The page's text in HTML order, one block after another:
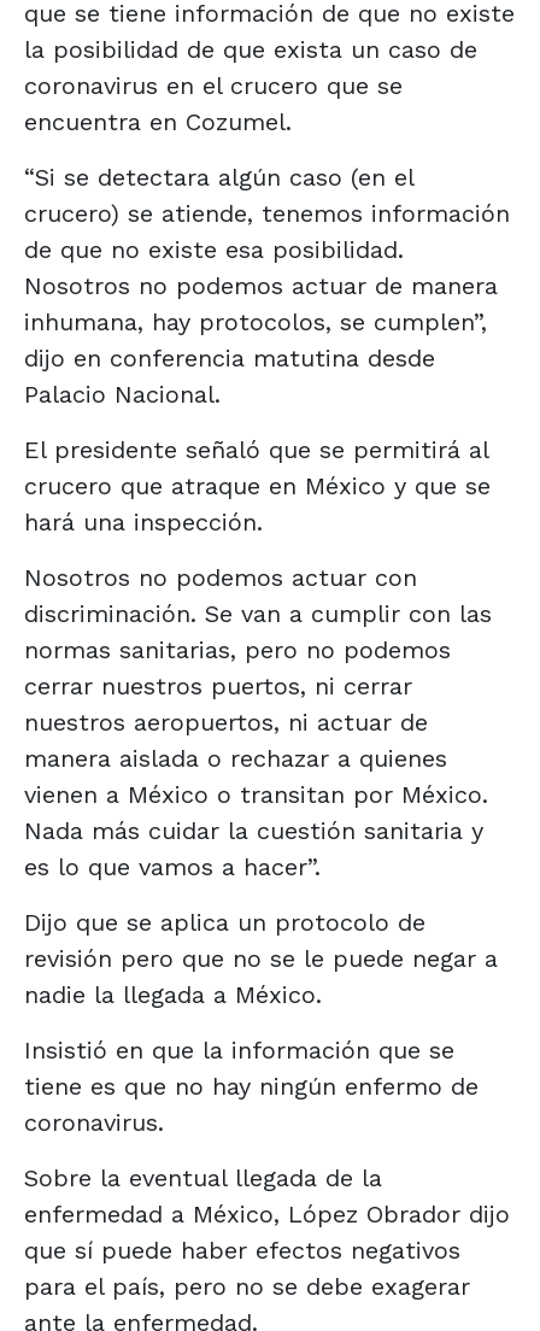
que se tiene información de que no existe
la posibilidad de que exista un caso de
coronavirus en el crucero que se
encuentra en Cozumel.
“Si se detectara algún caso (en el
crucero) se atiende, tenemos información
de que no existe esa posibilidad.
Nosotros no podemos actuar de manera
inhumana, hay protocolos, se cumplen”,
dijo en conferencia matutina desde
Palacio Nacional.
El presidente señaló que se permitirá al
crucero que atraque en México y que se
hará una inspección.
Nosotros no podemos actuar con
discriminación. Se van a cumplir con las
normas sanitarias, pero no podemos
cerrar nuestros puertos, ni cerrar
nuestros aeropuertos, ni actuar de
manera aislada o rechazar a quienes
vienen a México o transitan por México.
Nada más cuidar la cuestión sanitaria y
es lo que vamos a hacer”.
Dijo que se aplica un protocolo de
revisión pero que no se le puede negar a
nadie la llegada a México.
Insistió en que la información que se
tiene es que no hay ningún enfermo de
coronavirus.
Sobre la eventual llegada de la
enfermedad a México, López Obrador dijo
que sí puede haber efectos negativos
para el país, pero no se debe exagerar
ante la enfermedad.